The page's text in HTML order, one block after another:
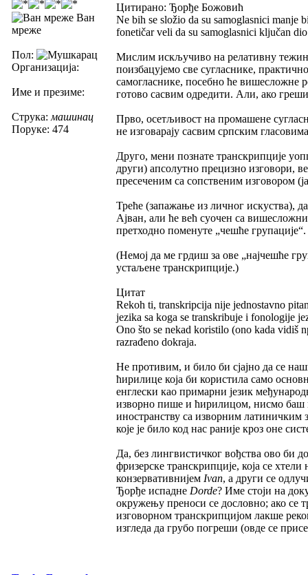
Ван
мреже
Пол:
Организација:
Име и презиме:
Струка: машинац
Поруке: 474
Цитирано: Ђорђе Божовић
Ne bih se složio da su samoglasnici manje
fonetičar veli da su samoglasnici ključan
Мислим искључиво на релативну
поизбацујемо све сугласнике,
самогласнике, посебно ће вишесложне
готово сасвим одредити. Али, ако
Прво, осетљивост на промашене
не изговарају сасвим српским
Друго, мени познате транскрипције
други) апсолутно прецизно изговори,
пресеченим са сопственим изговором
Треће (запажање из личног искуства),
Ајван, али ће већ суочен са
претходно поменуте „чешће групације“.
(Немој да ме грдиш за ове „најчешће
устаљене транскрипције.)
Цитат
Rekoh ti, transkripcija nije jednostavno
jezika sa koga se transkribuje i fonologije
Ono što se nekad koristilo (ono kada vidiš
razrađeno dokraja.
Не противим, и било би сјајно да се
ћирилице која би користила само
енглески као примарни језик
изворно пише и ћирилицом, нисмо баш
иностранству са изворним латиничким
које је било код нас раније кроз оне
Да, без лингвистичког вођства ово би
фризерске транскрипције, која се
конзервативнијем Ivan, а други се
Ђорђе испадне Dorde? Име стоји на
окружењу преноси се дословно; ако се
изговорном транскрипцијом лакше
изгледа да грубо погреши (овде се